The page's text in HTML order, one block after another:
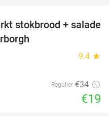
44%
stokbrood + salade
9.4 star
Regulier €34
€19